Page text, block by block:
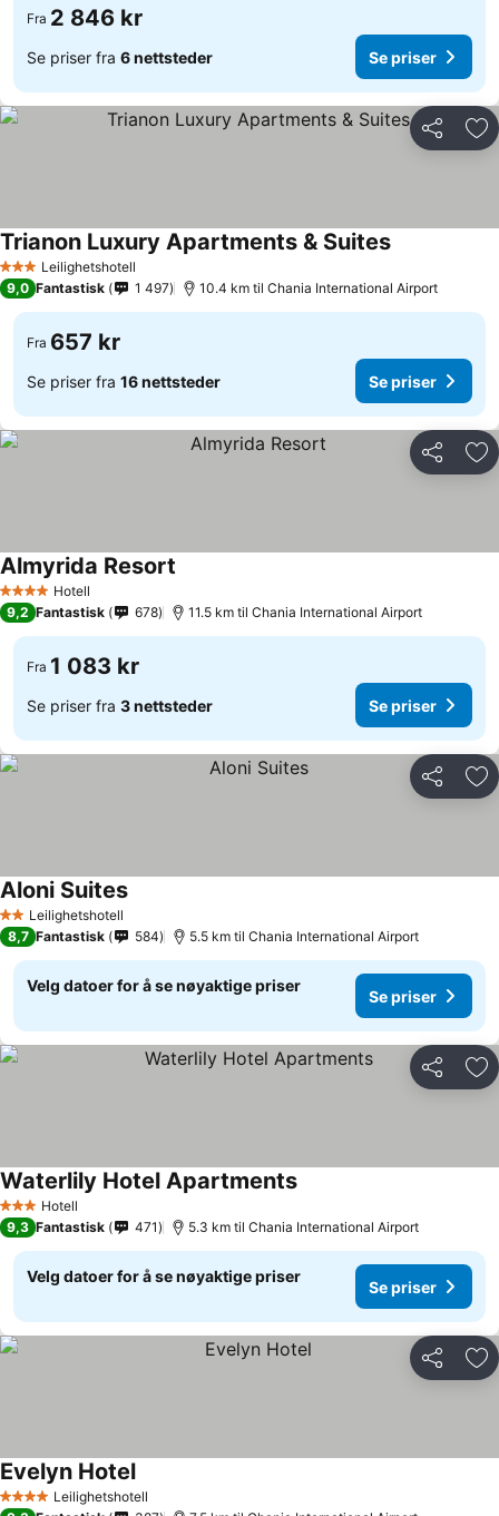
Fra 2 846 kr
Se priser fra 6 nettsteder Se priser
Del
3 StjernerLeilighetshotell
Trianon Luxury Apartments & SuitesSe priser
9,0 Fantastisk 1 497 10.4 km til Chania International Airport
Fra 657 kr
Se priser fra 16 nettsteder Se priser
Del
4 StjernerHotell
Almyrida Resort
9,2 Fantastisk 678 11.5 km til Chania International Airport
Fra 1 083 kr
Se priser fra 3 nettsteder Se priser
Del
2 StjernerLeilighetshotell
Aloni SuitesSe priser
8,7 Fantastisk 584 5.5 km til Chania International Airport
Velg datoer for å se nøyaktige priser
Se priser
Del
3 StjernerHotell
Waterlily Hotel ApartmentsSe priser
9,3 Fantastisk 471 5.3 km til Chania International Airport
Velg datoer for å se nøyaktige priser
Se priser
Del
4 StjernerLeilighetshotell
Evelyn HotelSe priser